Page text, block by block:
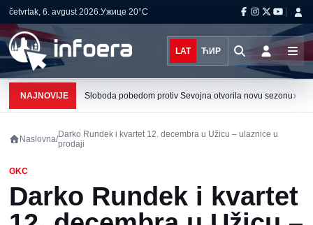
četvrtak, 6. avgust 2026.Ужице 20°C
LAT ЋИР
NAJNOVIJE Sloboda pobedom protiv Sevojna otvorila novu sezonu›
Naslovna/Darko Rundek i kvartet 12. decembra u Užicu – ulaznice u
prodaji
GKC
Darko Rundek i kvartet